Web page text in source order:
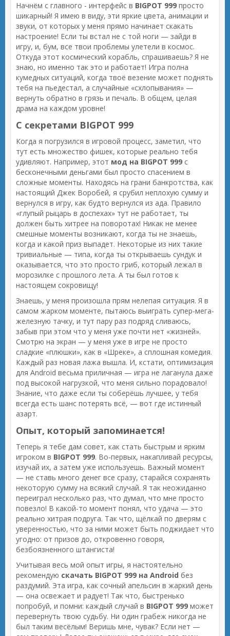
Начнём с главного - интерфейс в BIGPOT 999 просто
шикарный! Я имею в виду, эти яркие цвета, анимации и
звуки, от которых у меня прямо начинает скакать
настроение! Если ты встал не с той ноги — зайди в
игру, и, бум, все твои проблемы улетели в космос.
Откуда этот космический корабль, спрашиваешь? Я не
знаю, но именно так это и работает! Игра полна
кумедных ситуаций, когда твоё везение может поднять
тебя на пьедестал, а случайные «схлопывания» —
вернуть обратно в грязь и печаль. В общем, целая
драма на каждом уровне!
С секретами BIGPOT 999
Когда я погрузился в игровой процесс, заметил, что
тут есть множество фишек, которые реально тебя
удивляют. Например, этот мод на BIGPOT 999 с
бесконечными деньгами был просто спасением в
сложные моменты. Находясь на грани банкротства, как
настоящий Джек Воробей, я срубил неплохую сумму и
вернулся в игру, как будто вернулся из ада. Правило
«глупый рыцарь в доспехах» тут не работает, ты
должен быть хитрее на поворотах! Никак не менее
смешные моменты возникают, когда ты не знаешь,
когда и какой приз выпадет. Некоторые из них такие
тривиальные — типа, когда ты открываешь сундук и
оказывается, что это просто гриб, который лежал в
морозилке с прошлого лета. А ты был готов к
настоящем сокровищу!
Знаешь, у меня произошла прям нелепая ситуация. Я в
самом жарком моменте, пытаюсь выиграть супер-мега-
железную тачку, и тут пару раз подряд сливаюсь,
забыв при этом что у меня уже почти нет «жизней».
Смотрю на экран — у меня уже в игре не просто
сладкие «плюшки», как в «Шреке», а сплошная комедия.
Каждый раз новая лажа вышла. И, кстати, оптимизация
для Android весьма приличная — игра не лаганула даже
под высокой нагрузкой, что меня сильно порадовало!
Знание, что даже если ты соберёшь лучшее, у тебя
всегда есть шанс потерять всё, — вот где истинный
азарт.
Опыт, который запоминается!
Теперь я тебе дам совет, как стать быстрым и ярким
игроком в BIGPOT 999. Во-первых, накапливай ресурсы,
изучай их, а затем уже используешь. Важный момент
— не ставь много денег все сразу, старайся сохранять
некоторую сумму на всякий случай. Я так неожиданно
переиграл несколько раз, что думал, что мне просто
повезло! В какой-то момент понял, что удача — это
реально хитрая подруга. Так что, щёлкай по дверям с
уверенностью, что за ними может быть поджидает что
угодно: от призов до, откровенно говоря,
безбоязненного штангиста!
Учитывая весь мой опыт игры, я настоятельно
рекомендую скачать BIGPOT 999 на Android без
раздумий. Эта игра, как сочный апельсин в жаркий день
— она освежает и радует! Так что, быстренько
попробуй, и помни: каждый случай в BIGPOT 999 может
перевернуть твою судьбу. Ни один грабеж никогда не
был таким весёлым! Веришь мне, чувак? Если нет —